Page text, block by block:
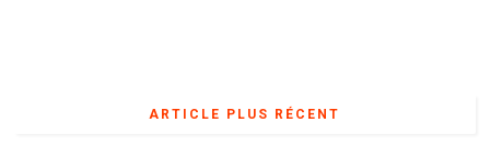
ARTICLE PLUS RÉCENT